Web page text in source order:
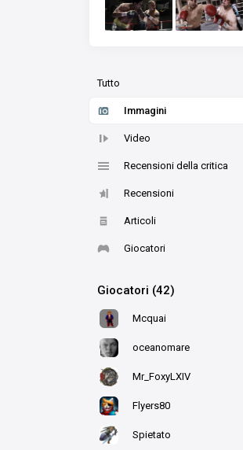
Tutto
Immagini
Video
Recensioni della critica
Recensioni
Articoli
Giocatori
Giocatori (42)
Mcquai
oceanomare
Mr_FoxyLXIV
Flyers80
Spietato